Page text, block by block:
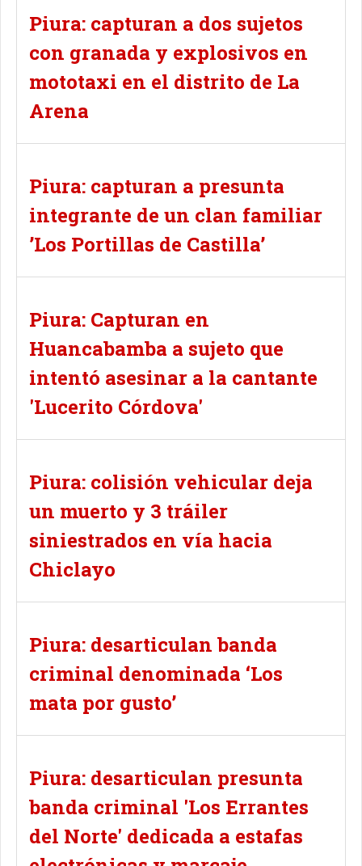
Piura: capturan a dos sujetos
con granada y explosivos en
mototaxi en el distrito de La
Arena
Piura: capturan a presunta
integrante de un clan familiar
’Los Portillas de Castilla’
Piura: Capturan en
Huancabamba a sujeto que
intentó asesinar a la cantante
'Lucerito Córdova'
Piura: colisión vehicular deja
un muerto y 3 tráiler
siniestrados en vía hacia
Chiclayo
Piura: desarticulan banda
criminal denominada ‘Los
mata por gusto’
Piura: desarticulan presunta
banda criminal 'Los Errantes
del Norte' dedicada a estafas